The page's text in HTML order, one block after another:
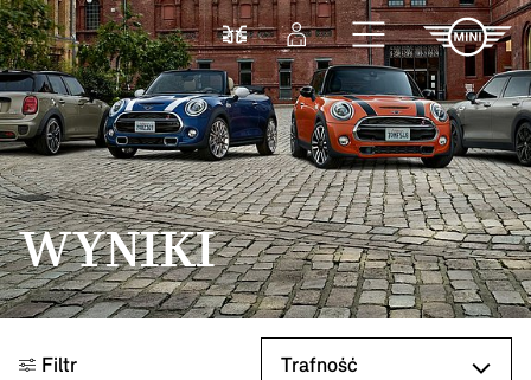
Przejdź do głównej treści
PorównajZaloguj się
WYNIKI
Filtr